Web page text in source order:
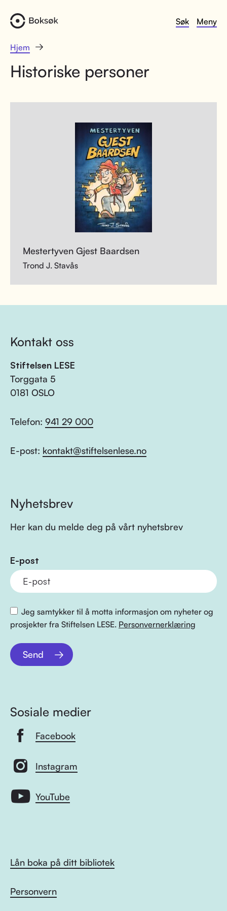
Søk Meny
Hjem
Historiske personer
Mestertyven Gjest Baardsen
Trond J. Stavås
Kontakt oss
Stiftelsen LESE
Torggata 5
0181 OSLO
Telefon: 941 29 000
E-post: kontakt@stiftelsenlese.no
Nyhetsbrev
Her kan du melde deg på vårt nyhetsbrev
E-post
Jeg samtykker til å motta informasjon om nyheter og
prosjekter fra Stiftelsen LESE. Personvernerklæring
Send
Sosiale medier
Facebook
Instagram
YouTube
Lån boka på ditt bibliotek
Personvern